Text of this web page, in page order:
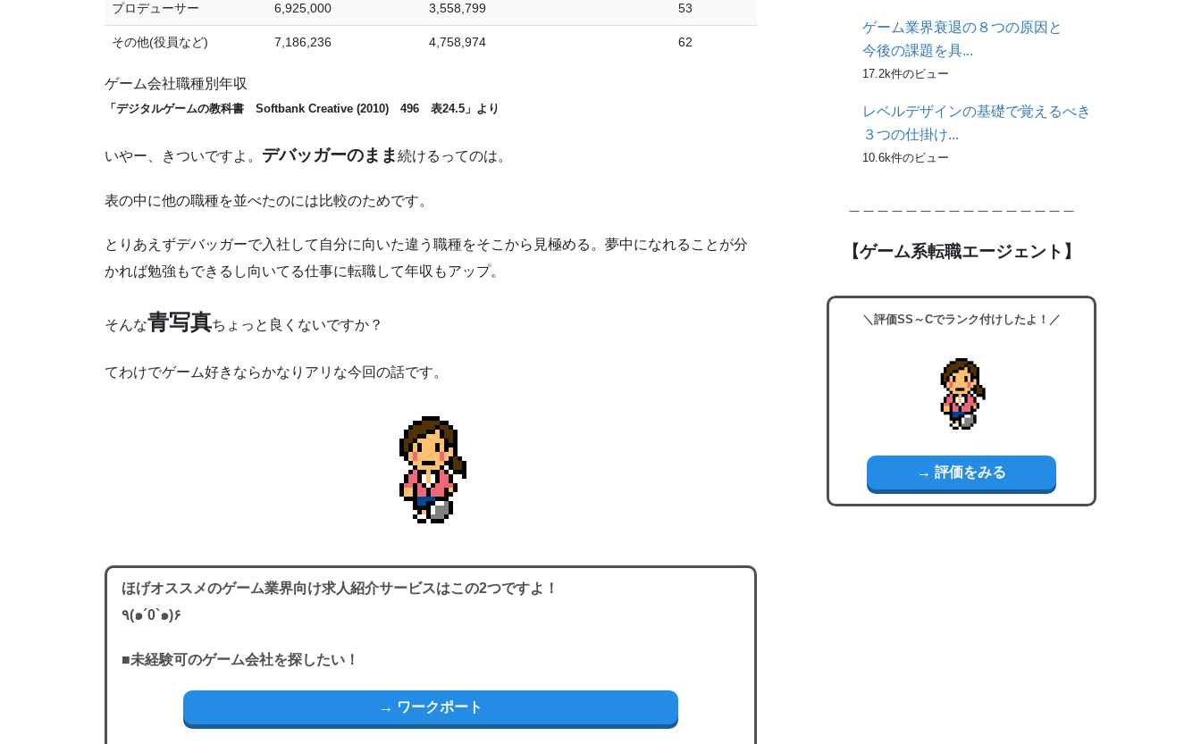
プロデューサー 6,925,000 3,558,799 53
その他(役員など) 7,186,236 4,758,974 62
ゲーム会社職種別年収
「デジタルゲームの教科書 Softbank Creative (2010) 496 表24.5」より
いやー、きついですよ。 デバッガーのまま 続けるってのは。
表の中に他の職種を並べたのには比較のためです。
とりあえずデバッガーで入社して自分に向いた違う職種をそこから見極める。夢中になれることが分
かれば勉強もできるし向いてる仕事に転職して年収もアップ。
そんな青写真ちょっと良くないですか？
てわけでゲーム好きならかなりアリな今回の話です。
ほげオススメのゲーム業界向け求人紹介サービスはこの2つですよ！
٩(๑´0`๑)۶
■未経験可のゲーム会社を探したい！
→ ワークポート
ゲーム業界衰退の８つの原因と
今後の課題を具...
17.2k件のビュー
レベルデザインの基礎で覚えるべき
３つの仕掛け...
10.6k件のビュー
【ゲーム系転職エージェント】
＼評価SS～Cでランク付けしたよ！／
→ 評価をみる